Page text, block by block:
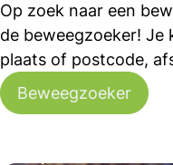
Op zoek naar een
de beweegzoeker!
plaats of postcode,
Beweegzoeker